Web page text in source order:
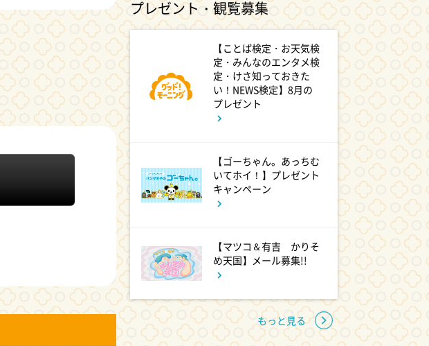
深夜 1:30
ワールドプロレスリング
深夜 2:00
「きみを愛する気はない」と言
った次期公爵様がなぜか溺愛し
てきます #6
2:30
花織さんは転生しても喧嘩がし
たい【ANiMAZiNG!!!】 #5
3:00
上田ちゃんネル 楽屋トークを
覗き見!芸人たちの座持ちがい
深夜 3:30
プレゼント・観覧募集
【ことば検定・お天気検
定・みんなのエンタメ検
定・けさ知っておきた
い！NEWS検定】8月の
プレゼント
【ゴーちゃん。あっちむ
いてホイ！】プレゼント
キャンペーン
【マツコ＆有吉 かりそ
め天国】メール募集!!
もっと見る